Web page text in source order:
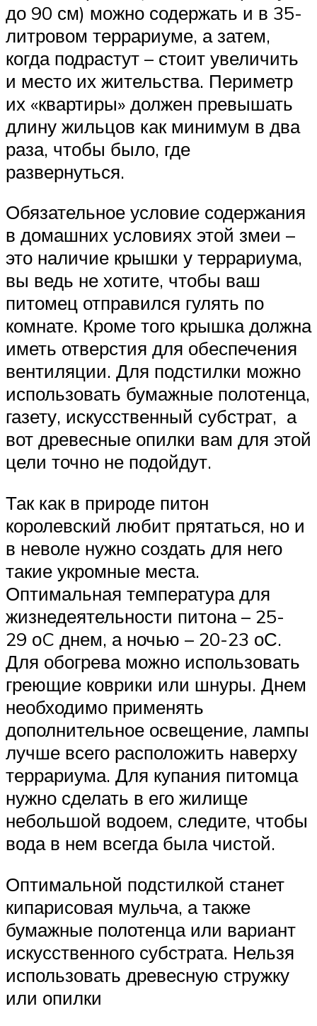
до 90 см) можно содержать и в 35-
литровом террариуме, а затем,
когда подрастут – стоит увеличить
и место их жительства. Периметр
их «квартиры» должен превышать
длину жильцов как минимум в два
раза, чтобы было, где
развернуться.
Обязательное условие содержания
в домашних условиях этой змеи –
это наличие крышки у террариума,
вы ведь не хотите, чтобы ваш
питомец отправился гулять по
комнате. Кроме того крышка должна
иметь отверстия для обеспечения
вентиляции. Для подстилки можно
использовать бумажные полотенца,
газету, искусственный субстрат, а
вот древесные опилки вам для этой
цели точно не подойдут.
Так как в природе питон
королевский любит прятаться, но и
в неволе нужно создать для него
такие укромные места.
Оптимальная температура для
жизнедеятельности питона – 25-
29 оC днем, а ночью – 20-23 оС.
Для обогрева можно использовать
греющие коврики или шнуры. Днем
необходимо применять
дополнительное освещение, лампы
лучше всего расположить наверху
террариума. Для купания питомца
нужно сделать в его жилище
небольшой водоем, следите, чтобы
вода в нем всегда была чистой.
Оптимальной подстилкой станет
кипарисовая мульча, а также
бумажные полотенца или вариант
искусственного субстрата. Нельзя
использовать древесную стружку
или опилки